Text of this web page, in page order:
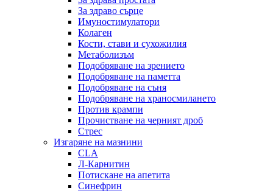
За здраво сърце
Имуностимулатори
Колаген
Кости, стави и сухожилия
Метаболизъм
Подобряване на зрението
Подобряване на паметта
Подобряване на съня
Подобряване на храносмилането
Против крампи
Прочистване на черният дроб
Стрес
Изгаряне на мазнини
CLA
Л-Карнитин
Потискане на апетита
Синефрин